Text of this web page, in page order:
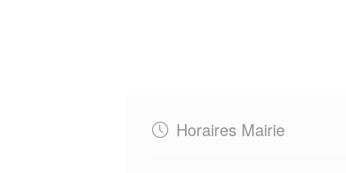
Horaires Mairie